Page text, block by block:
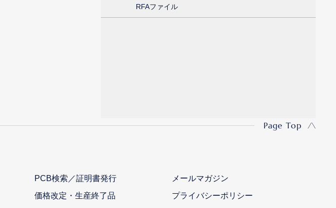
RFAファイル
Page Top
PCB検索／証明書発行
価格改定・生産終了品
メールマガジン
プライバシーポリシー